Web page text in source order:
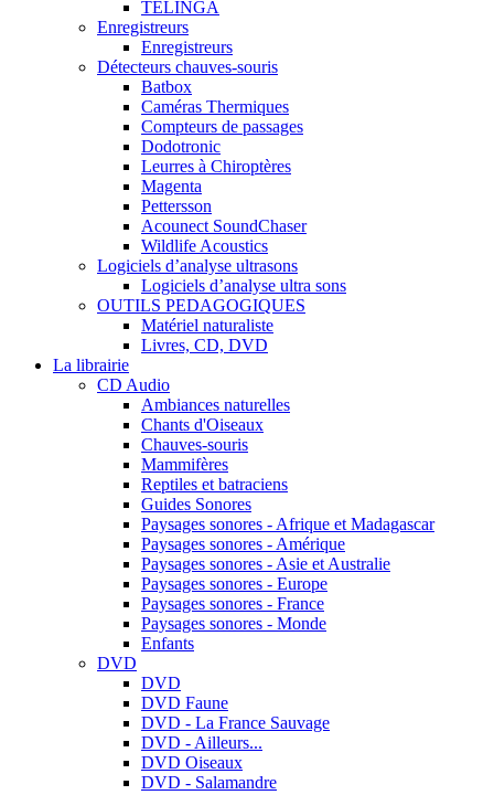
TELINGA
Enregistreurs
Enregistreurs
Détecteurs chauves-souris
Batbox
Caméras Thermiques
Compteurs de passages
Dodotronic
Leurres à Chiroptères
Magenta
Pettersson
Acounect SoundChaser
Wildlife Acoustics
Logiciels d’analyse ultrasons
Logiciels d’analyse ultra sons
OUTILS PEDAGOGIQUES
Matériel naturaliste
Livres, CD, DVD
La librairie
CD Audio
Ambiances naturelles
Chants d'Oiseaux
Chauves-souris
Mammifères
Reptiles et batraciens
Guides Sonores
Paysages sonores - Afrique et Madagascar
Paysages sonores - Amérique
Paysages sonores - Asie et Australie
Paysages sonores - Europe
Paysages sonores - France
Paysages sonores - Monde
Enfants
DVD
DVD
DVD Faune
DVD - La France Sauvage
DVD - Ailleurs...
DVD Oiseaux
DVD - Salamandre